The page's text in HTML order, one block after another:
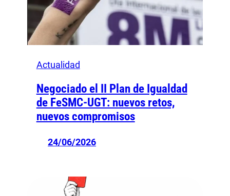
Actualidad
Negociado el II Plan de Igualdad
de FeSMC-UGT: nuevos retos,
nuevos compromisos
24/06/2026